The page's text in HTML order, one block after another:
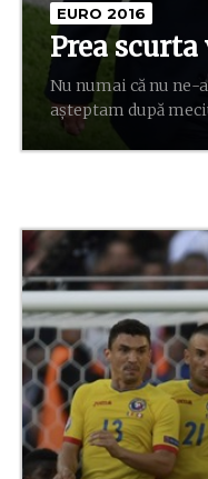
EURO 2016
Prea
Nu numai că nu ne-
aşteptam după